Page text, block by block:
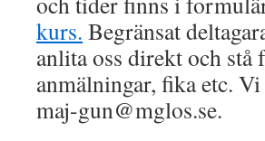
kurs. Begränsat
anlita oss direkt och
anmälningar, fika etc.
maj-gun@mglos.se.